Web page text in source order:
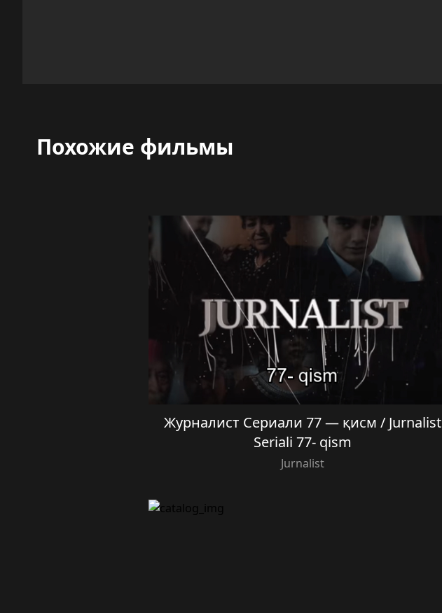
Похожие фильмы
Журналист Сериали 77 — қисм / Jurnalist
Seriali 77- qism
Jurnalist